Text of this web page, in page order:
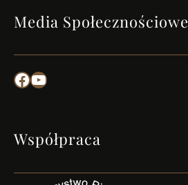
Media Społecznościowe
Facebook YouTube
Współpraca